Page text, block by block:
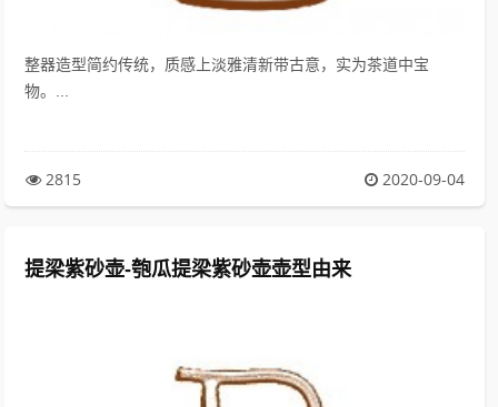
整器造型简约传统，质感上淡雅清新带古意，实为茶道中宝
物。...
2815 2020-09-04
提梁紫砂壶-匏瓜提梁紫砂壶壶型由来